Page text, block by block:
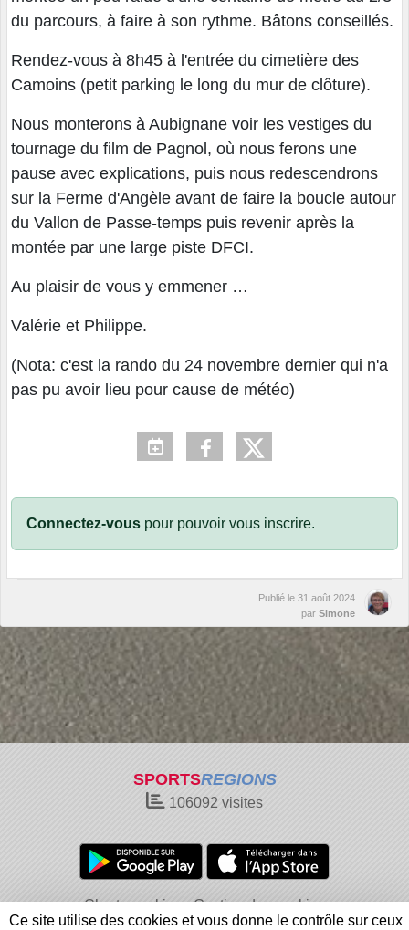
du parcours, à faire à son rythme. Bâtons conseillés.
Rendez-vous à 8h45 à l'entrée du cimetière des
Camoins (petit parking le long du mur de clôture).
Nous monterons à Aubignane voir les vestiges du
tournage du film de Pagnol, où nous ferons une
pause avec explications, puis nous redescendrons
sur la Ferme d'Angèle avant de faire la boucle autour
du Vallon de Passe-temps puis revenir après la
montée par une large piste DFCI.
Au plaisir de vous y emmener …
Valérie et Philippe.
(Nota: c'est la rando du 24 novembre dernier qui n'a
pas pu avoir lieu pour cause de météo)
Connectez-vous pour pouvoir vous inscrire.
Publié le 31 août 2024
par Simone
SPORTSREGIONS
106092 visites
Charte cookies
Gestion des cookies
Informations légales
Signaler un contenu inapproprié
Ce site utilise des cookies et vous donne le contrôle sur ceux